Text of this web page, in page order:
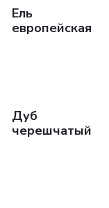
Ель
европейская
Дуб
черешчатый